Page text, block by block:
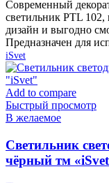
Современный
светильник PTL
дизайн и выгодно
Предназначен для
iSvet
Add to compare
Быстрый просмотр
В желаемое
Cветильник
чёрный тм